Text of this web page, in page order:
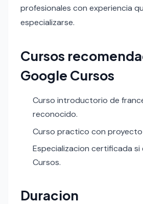
profesionales con experiencia
especializarse.
Cursos
Google Cursos
Curso introductorio de
reconocido.
Curso practico con proyecto
Especializacion certificada si
Cursos.
Duracion